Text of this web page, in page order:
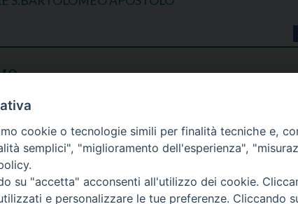
lunedì - venerdì
h. 08.30 - 12.30
cookie o tecnologie simili per finalità tecniche e,
semplici", "miglioramento dell'esperienza",
su "accetta" acconsenti all'utilizzo dei cookie.
e personalizzare le tue preferenze. Cliccando